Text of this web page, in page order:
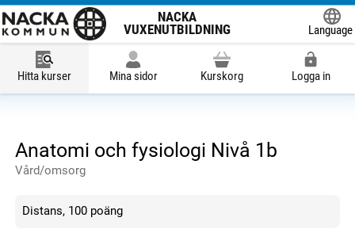
NACKA
VUXENUTBILDNING
Language
Hitta kurser Mina sidor Kurskorg Logga in
Anatomi och fysiologi Nivå 1b
Vård/omsorg
Distans, 100 poäng